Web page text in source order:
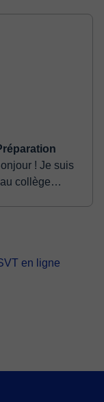
un e-mail pour
collège
en ligne